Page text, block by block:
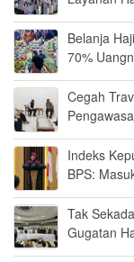
Belanja
70%
Cegah
Indeks
BPS:
Tak
Gugatan